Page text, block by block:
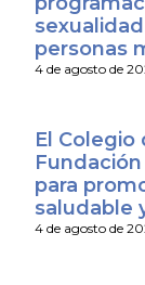
personas
4 de agosto de
El Colegio
para
saludable
4 de agosto de